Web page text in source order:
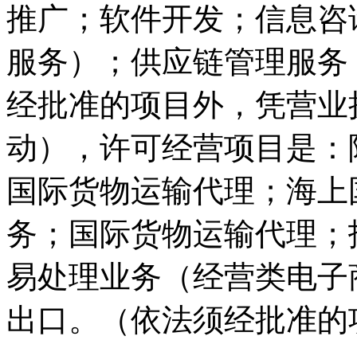
推广；软件开发；信息
服务）；供应链管理服
经批准的项目外，凭营
动），许可经营项目是
国际货物运输代理；海
务；国际货物运输代理
易处理业务（经营类电
出口。（依法须经批准